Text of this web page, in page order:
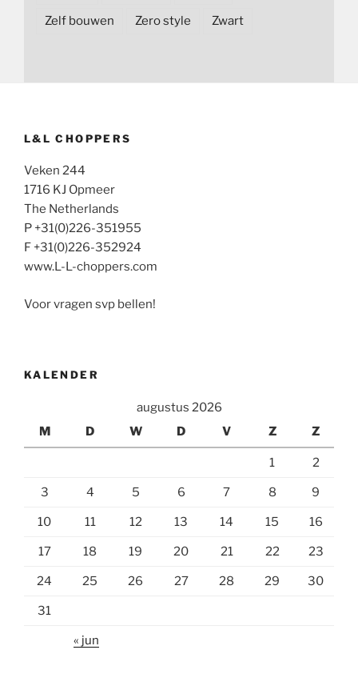
Zelf bouwen Zero style Zwart
L&L CHOPPERS
Veken 244
1716 KJ Opmeer
The Netherlands
P +31(0)226-351955
F +31(0)226-352924
www.L-L-choppers.com
Voor vragen svp bellen!
KALENDER
augustus 2026
M
D W D V Z Z
1 2
3 4 5 6 7 8 9
10 11 12 13 14 15 16
17 18 19 20 21 22 23
24 25 26 27 28 29 30
31
« jun